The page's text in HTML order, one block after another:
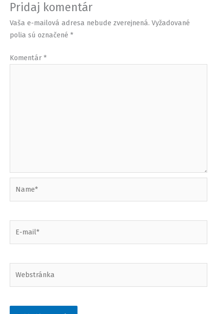
Pridaj komentár
Vaša e-mailová adresa nebude zverejnená. Vyžadované
polia sú označené *
Komentár *